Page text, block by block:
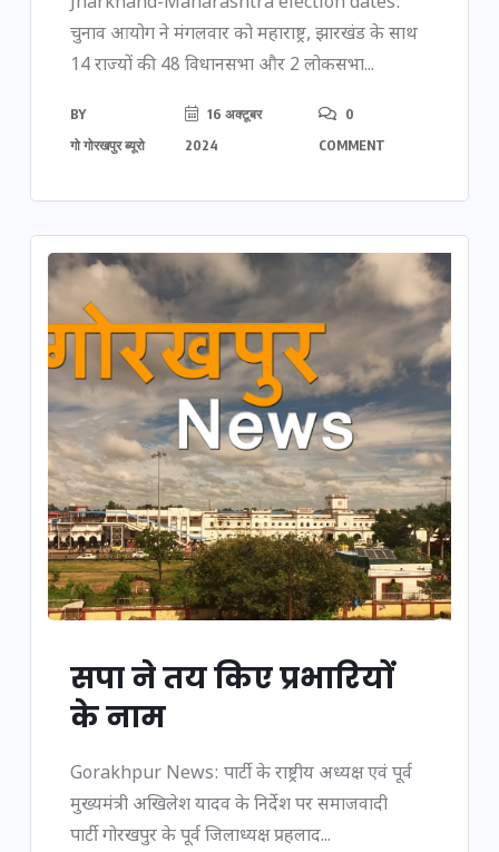
चुनाव आयोग ने मंगलवार को महाराष्ट्र, झारखंड के साथ
14 राज्यों की 48 विधानसभा और 2 लोकसभा...
BY
गो गोरखपुर ब्यूरो
16 अक्टूबर
2024
0
COMMENT
सपा ने तय किए प्रभारियों
के नाम
Gorakhpur News: पार्टी के राष्ट्रीय अध्यक्ष एवं पूर्व
मुख्यमंत्री अखिलेश यादव के निर्देश पर समाजवादी
पार्टी गोरखपुर के पूर्व जिलाध्यक्ष प्रहलाद...